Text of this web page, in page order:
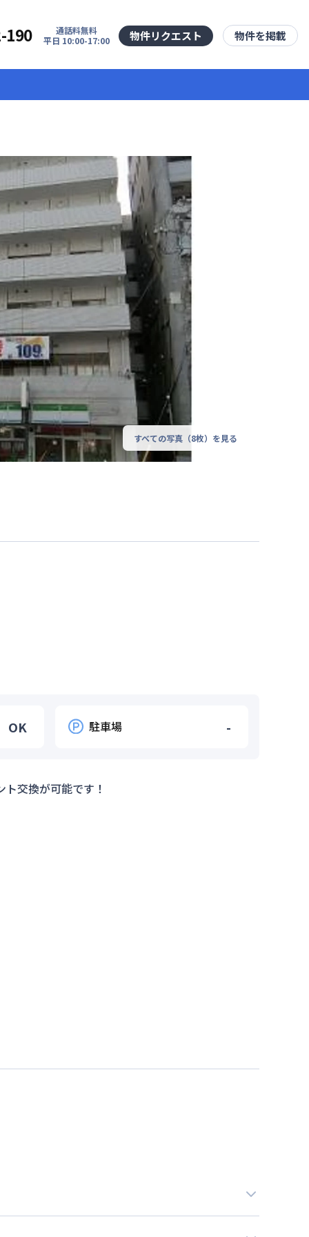
190
通話料無料
平日 10:00-17:00
物件リクエスト 物件を掲載
すべての写真（8枚）を見る
OK 駐車場 -
交換が可能です！